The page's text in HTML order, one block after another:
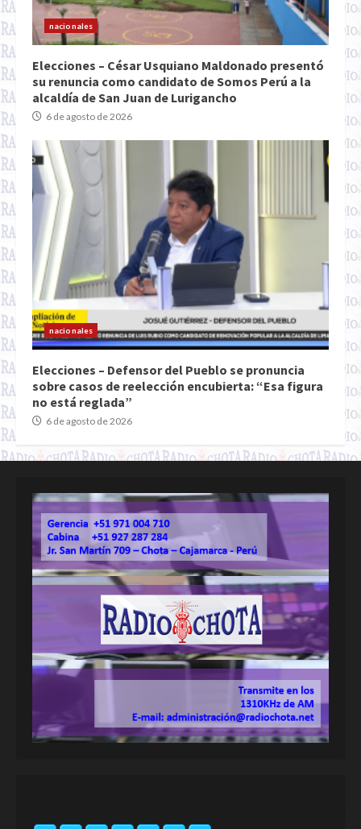
nacionales
Elecciones – César Usquiano Maldonado presentó
su renuncia como candidato de Somos Perú a la
alcaldía de San Juan de Lurigancho
6 de agosto de 2026
nacionales
Elecciones – Defensor del Pueblo se pronuncia
sobre casos de reelección encubierta: “Esa figura
no está reglada”
6 de agosto de 2026